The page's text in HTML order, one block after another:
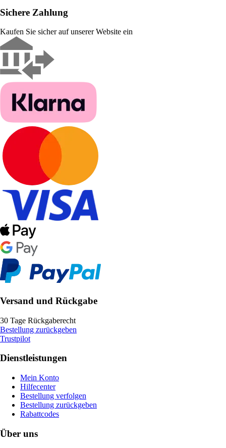
Sichere Zahlung
Kaufen Sie sicher auf unserer Website ein
Versand und Rückgabe
30 Tage Rückgaberecht
Bestellung zurückgeben
Trustpilot
Dienstleistungen
Mein Konto
Hilfecenter
Bestellung verfolgen
Bestellung zurückgeben
Rabattcodes
Über uns